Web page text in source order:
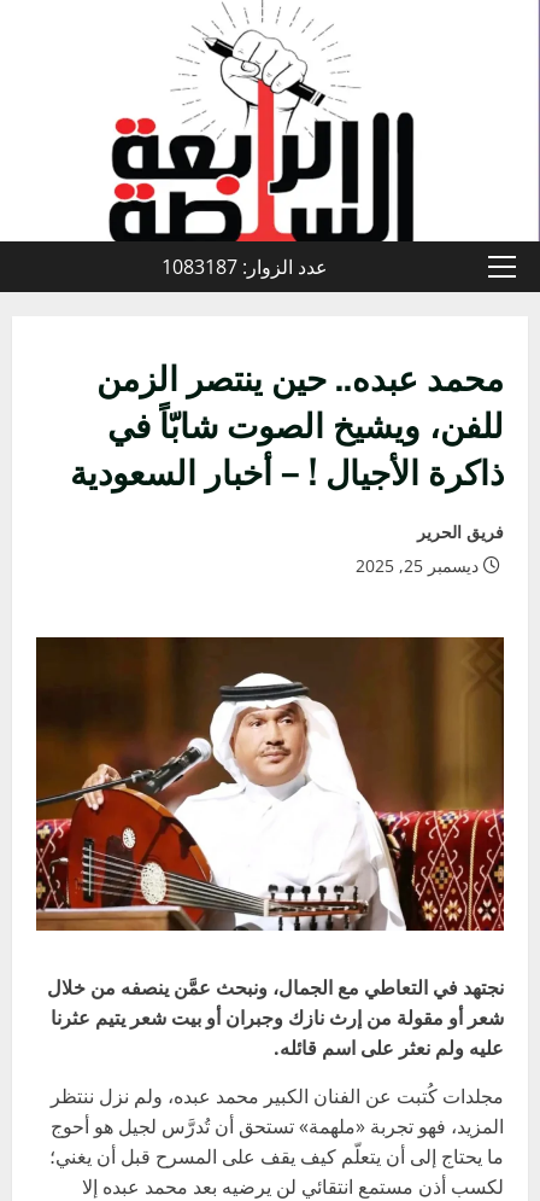
القائمة
عدد الزوار: 1083187
محمد عبده.. حين ينتصر الزمن
للفن، ويشيخ الصوت شابّاً في
ذاكرة الأجيال ! – أخبار السعودية
فريق الحرير
ديسمبر 25, 2025
نجتهد في التعاطي مع الجمال، ونبحث عمَّن ينصفه من خلال
شعر أو مقولة من إرث نازك وجبران أو بيت شعر يتيم عثرنا
عليه ولم نعثر على اسم قائله.
مجلدات كُتبت عن الفنان الكبير محمد عبده، ولم نزل ننتظر
المزيد، فهو تجربة «ملهمة» تستحق أن تُدرَّس لجيل هو أحوج
ما يحتاج إلى أن يتعلّم كيف يقف على المسرح قبل أن يغني؛
لكسب أذن مستمع انتقائي لن يرضيه بعد محمد عبده إلا